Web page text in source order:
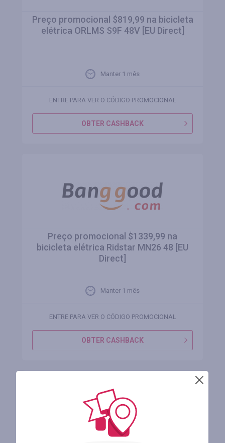
Preço promocional $819,99 na bicicleta
elétrica ORLMS S9F 48V [EU Direct]
Manter 1 mês
ENTRE PARA VER O CÓDIGO PROMOCIONAL
OBTER CASHBACK
Preço promocional $1339,99 na
bicicleta elétrica Ridstar MN26 48 [EU
Direct]
Manter 1 mês
ENTRE PARA VER O CÓDIGO PROMOCIONAL
OBTER CASHBACK